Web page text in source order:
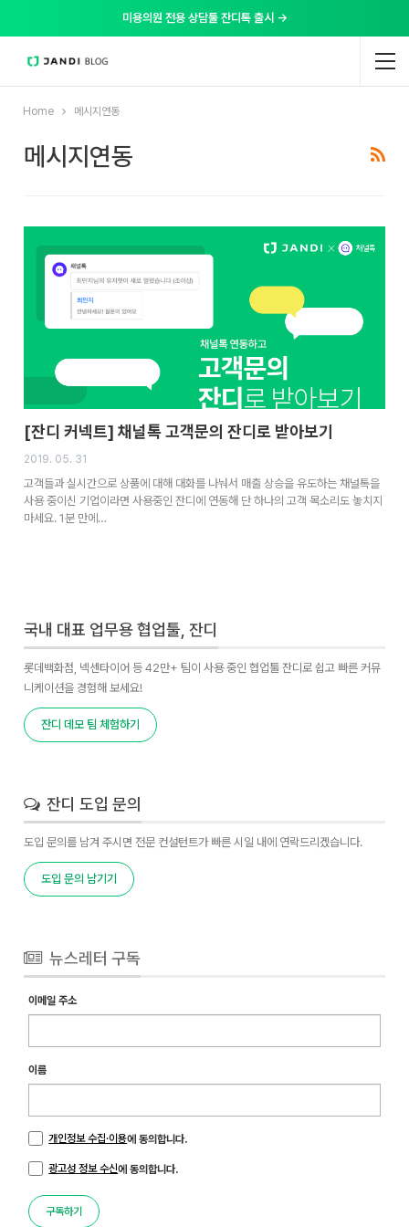
미용의원 전용 상담툴 잔디톡 출시 →
Home 메시지연동
메시지연동
[잔디 커넥트] 채널톡 고객문의 잔디로 받아보기
2019. 05. 31
고객들과 실시간으로 상품에 대해 대화를 나눠서 매출 상승을 유도하는 채널톡을
사용 중이신 기업이라면 사용중인 잔디에 연동해 단 하나의 고객 목소리도 놓치지
마세요. 1분 만에…
국내 대표 업무용 협업툴, 잔디
롯데백화점, 넥센타이어 등 42만+ 팀이 사용 중인 협업툴 잔디로 쉽고 빠른 커뮤
니케이션을 경험해 보세요!
잔디 데모 팀 체험하기
잔디 도입 문의
도입 문의를 남겨 주시면 전문 컨설턴트가 빠른 시일 내에 연락드리겠습니다.
도입 문의 남기기
뉴스레터 구독
이메일 주소
이름
개인정보 수집·이용에 동의합니다.
광고성 정보 수신에 동의합니다.
구독하기